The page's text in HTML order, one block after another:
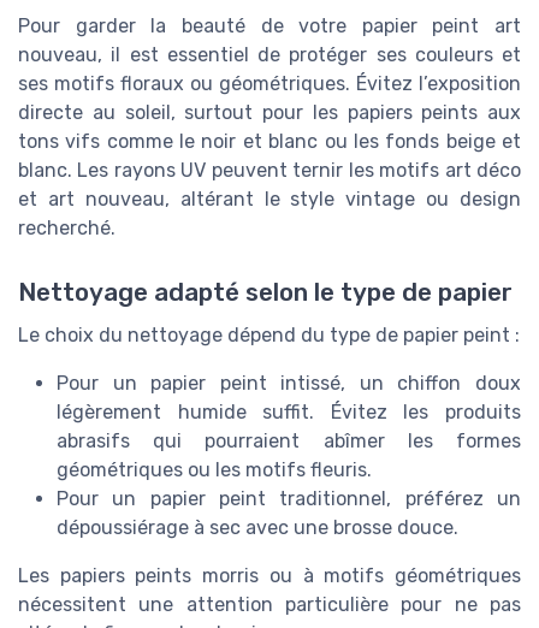
Pour garder la beauté de votre papier peint art
nouveau, il est essentiel de protéger ses couleurs et
ses motifs floraux ou géométriques. Évitez l’exposition
directe au soleil, surtout pour les papiers peints aux
tons vifs comme le noir et blanc ou les fonds beige et
blanc. Les rayons UV peuvent ternir les motifs art déco
et art nouveau, altérant le style vintage ou design
recherché.
Nettoyage adapté selon le type de papier
Le choix du nettoyage dépend du type de papier peint :
Pour un papier peint intissé, un chiffon doux
légèrement humide suffit. Évitez les produits
abrasifs qui pourraient abîmer les formes
géométriques ou les motifs fleuris.
Pour un papier peint traditionnel, préférez un
dépoussiérage à sec avec une brosse douce.
Les papiers peints morris ou à motifs géométriques
nécessitent une attention particulière pour ne pas